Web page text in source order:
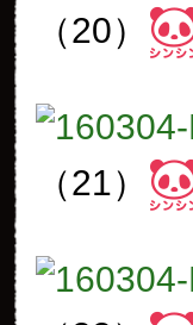
（20）
（21）